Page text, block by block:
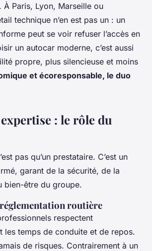
À Paris, Lyon, Marseille ou
technique n’en est pas un : un
peut se voir refuser l’accès en
un autocar moderne, c’est aussi
propre, plus silencieuse et moins
et écoresponsable, le duo
: le rôle du
pas qu’un prestataire. C’est un
garant de la sécurité, de la
bien-être du groupe.
routière
respectent
les temps de conduite et de repos.
de risques. Contrairement à un